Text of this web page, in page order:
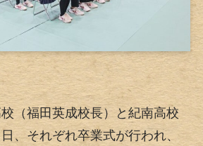
（福田英成校長）と紀南高校
、それぞれ卒業式が行われ、